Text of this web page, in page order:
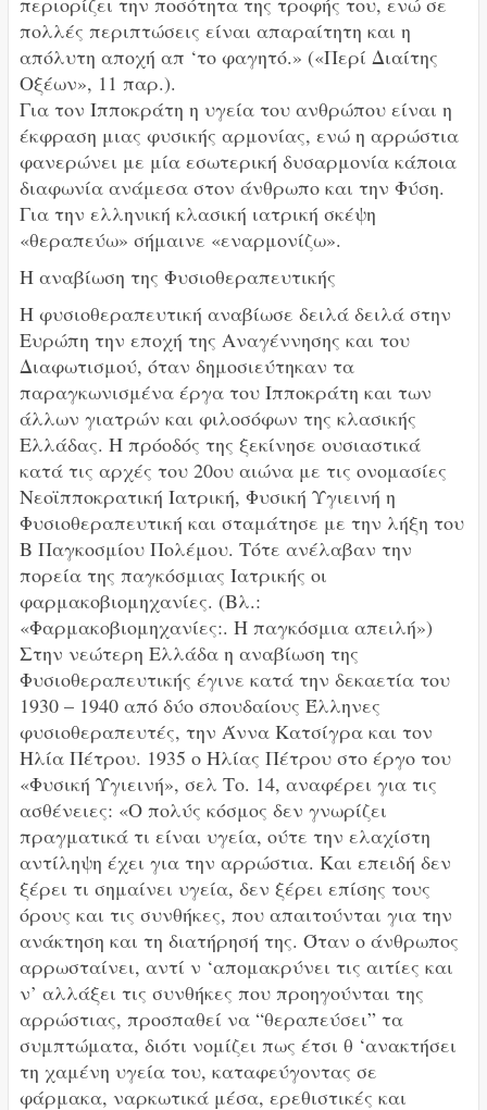
πολλές περιπτώσεις είναι απαραίτητη και η
απόλυτη αποχή απ ‘το φαγητό.» («Περί Διαίτης
Οξέων», 11 παρ.).
Για τον Ιπποκράτη η υγεία του ανθρώπου είναι η
έκφραση μιας φυσικής αρμονίας, ενώ η αρρώστια
φανερώνει με μία εσωτερική δυσαρμονία κάποια
διαφωνία ανάμεσα στον άνθρωπο και την Φύση.
Για την ελληνική κλασική ιατρική σκέψη
«θεραπεύω» σήμαινε «εναρμονίζω».
Η αναβίωση της Φυσιοθεραπευτικής
Η φυσιοθεραπευτική αναβίωσε δειλά δειλά στην
Ευρώπη την εποχή της Αναγέννησης και του
Διαφωτισμού, όταν δημοσιεύτηκαν τα
παραγκωνισμένα έργα του Ιπποκράτη και των
άλλων γιατρών και φιλοσόφων της κλασικής
Ελλάδας. Η πρόοδός της ξεκίνησε ουσιαστικά
κατά τις αρχές του 20ου αιώνα με τις ονομασίες
Νεοϊπποκρατική Ιατρική, Φυσική Υγιεινή η
Φυσιοθεραπευτική και σταμάτησε με την λήξη του
Β Παγκοσμίου Πολέμου. Τότε ανέλαβαν την
πορεία της παγκόσμιας Ιατρικής οι
φαρμακοβιομηχανίες. (Βλ.:
«Φαρμακοβιομηχανίες:. Η παγκόσμια απειλή»)
Στην νεώτερη Ελλάδα η αναβίωση της
Φυσιοθεραπευτικής έγινε κατά την δεκαετία του
1930 – 1940 από δύο σπουδαίους Έλληνες
φυσιοθεραπευτές, την Άννα Κατσίγρα και τον
Ηλία Πέτρου. 1935 ο Ηλίας Πέτρου στο έργο του
«Φυσική Υγιεινή», σελ Το. 14, αναφέρει για τις
ασθένειες: «Ο πολύς κόσμος δεν γνωρίζει
πραγματικά τι είναι υγεία, ούτε την ελαχίστη
αντίληψη έχει για την αρρώστια. Και επειδή δεν
ξέρει τι σημαίνει υγεία, δεν ξέρει επίσης τους
όρους και τις συνθήκες, που απαιτούνται για την
ανάκτηση και τη διατήρησή της. Όταν ο άνθρωπος
αρρωσταίνει, αντί ν ‘απομακρύνει τις αιτίες και
ν’ αλλάξει τις συνθήκες που προηγούνται της
αρρώστιας, προσπαθεί να “θεραπεύσει” τα
συμπτώματα, διότι νομίζει πως έτσι θ ‘ανακτήσει
τη χαμένη υγεία του, καταφεύγοντας σε
φάρμακα, ναρκωτικά μέσα, ερεθιστικές και